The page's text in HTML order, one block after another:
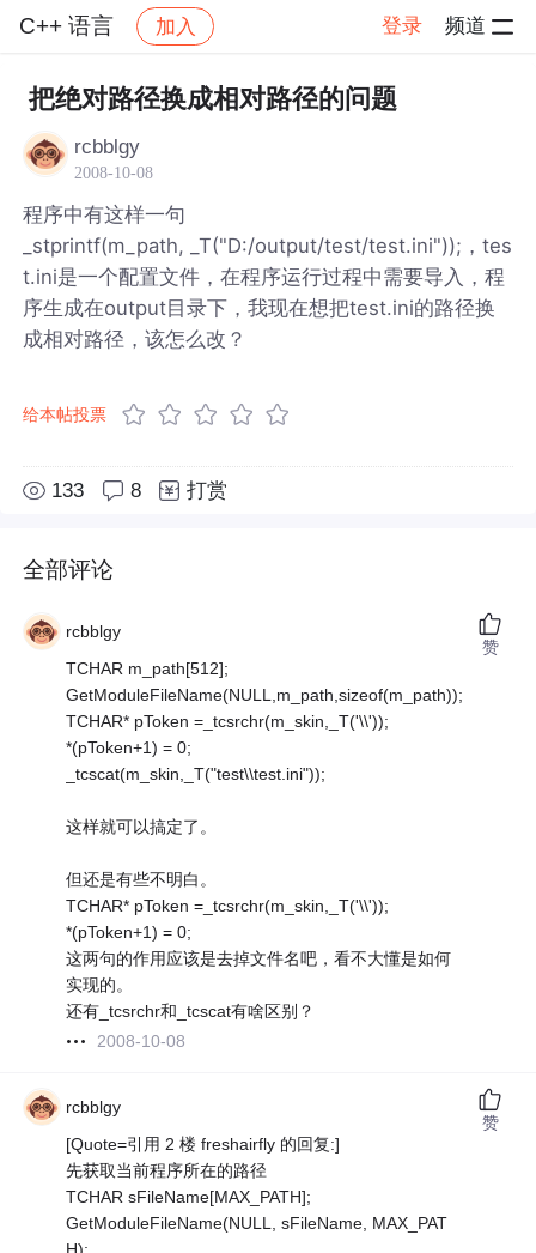
C++ 语言 加入 登录 频道
社区 C++ 语言 帖子详情
把绝对路径换成相对路径的问题
rcbblgy
2008-10-08
程序中有这样一句
_stprintf(m_path, _T("D:/output/test/test.ini"));，tes
t.ini是一个配置文件，在程序运行过程中需要导入，程
序生成在output目录下，我现在想把test.ini的路径换
成相对路径，该怎么改？
给本帖投票
133 8 打赏
全部评论
rcbblgy
TCHAR m_path[512];
GetModuleFileName(NULL,m_path,sizeof(m_path));
TCHAR* pToken =_tcsrchr(m_skin,_T('\\'));
*(pToken+1) = 0;
_tcscat(m_skin,_T("test\\test.ini"));
这样就可以搞定了。
但还是有些不明白。
TCHAR* pToken =_tcsrchr(m_skin,_T('\\'));
*(pToken+1) = 0;
这两句的作用应该是去掉文件名吧，看不大懂是如何
实现的。
还有_tcsrchr和_tcscat有啥区别？
2008-10-08
赞
rcbblgy
[Quote=引用 2 楼 freshairfly 的回复:]
先获取当前程序所在的路径
TCHAR sFileName[MAX_PATH];
GetModuleFileName(NULL, sFileName, MAX_PAT
赞